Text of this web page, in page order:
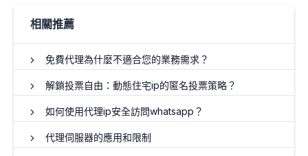
相關推薦
免費代理為什麼不適合您的業務需求？
解鎖投票自由：動態住宅ip的匿名投票策略？
如何使用代理ip安全訪問whatsapp？
代理伺服器的應用和限制